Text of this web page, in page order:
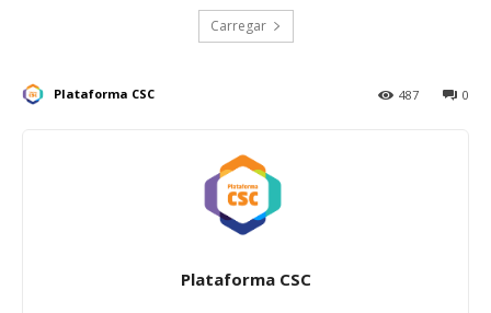
Carregar
Plataforma CSC 0
487
Plataforma CSC